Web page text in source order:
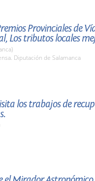
Provinciales de
Los tributos locales
Diputación de Salamanca
los trabajos de